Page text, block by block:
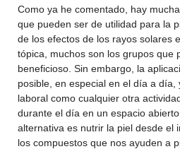
Como ya he comentado, hay
que pueden ser de utilidad para la
de los efectos de los rayos solares
tópica, muchos son los grupos que
beneficioso. Sin embargo, la
posible, en especial en el día a día,
laboral como cualquier otra
durante el día en un espacio
alternativa es nutrir la piel desde el
los compuestos que nos ayuden a